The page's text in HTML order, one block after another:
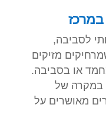
לסביבה,
מזיקים
או בסביבה.
במקרה של
מאושרים על